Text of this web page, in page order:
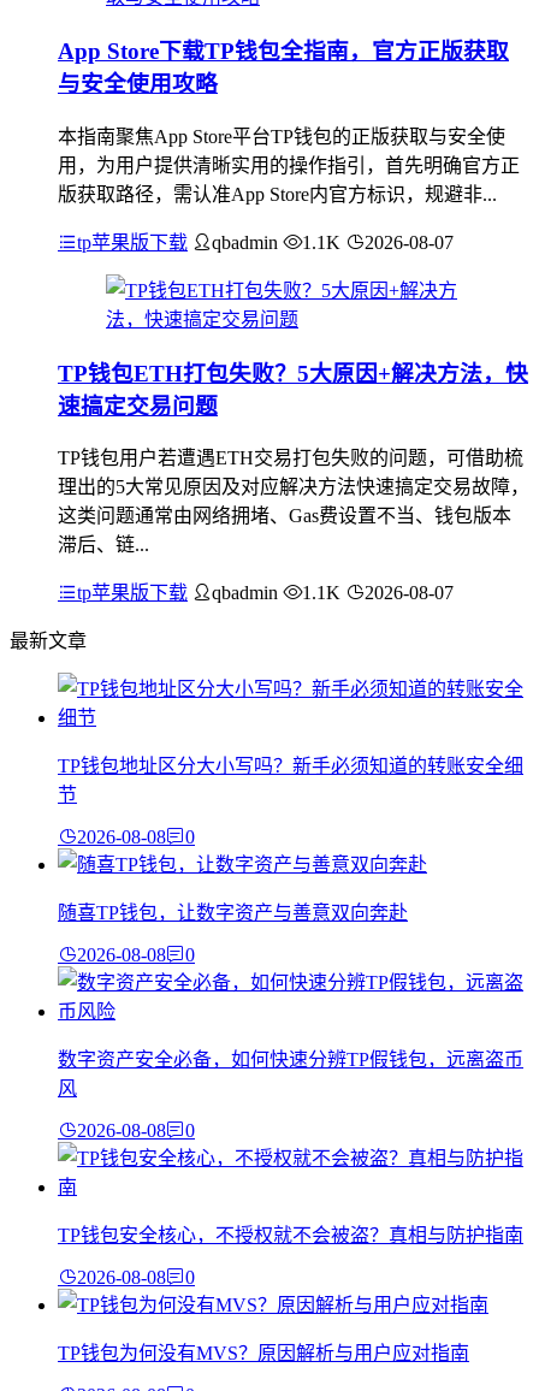
App Store下载TP钱包全指南，官方正版获取
与安全使用攻略
本指南聚焦App Store平台TP钱包的正版获取与安全使
用，为用户提供清晰实用的操作指引，首先明确官方正
版获取路径，需认准App Store内官方标识，规避非...
tp苹果版下载 qbadmin 1.1K 2026-08-07
TP钱包ETH打包失败？5大原因+解决方法，快
速搞定交易问题
TP钱包用户若遭遇ETH交易打包失败的问题，可借助梳
理出的5大常见原因及对应解决方法快速搞定交易故障，
这类问题通常由网络拥堵、Gas费设置不当、钱包版本
滞后、链...
tp苹果版下载 qbadmin 1.1K 2026-08-07
最新文章
TP钱包地址区分大小写吗？新手必须知道的转账安全细
节
2026-08-08 0
随喜TP钱包，让数字资产与善意双向奔赴
2026-08-08 0
数字资产安全必备，如何快速分辨TP假钱包，远离盗币
风
2026-08-08 0
TP钱包安全核心，不授权就不会被盗？真相与防护指南
2026-08-08 0
TP钱包为何没有MVS？原因解析与用户应对指南